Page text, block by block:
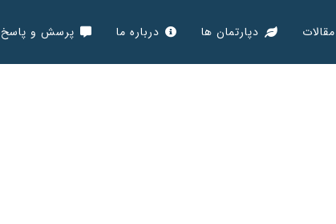
مقالات دپارتمان ها درباره ما پرسش و پاسخ